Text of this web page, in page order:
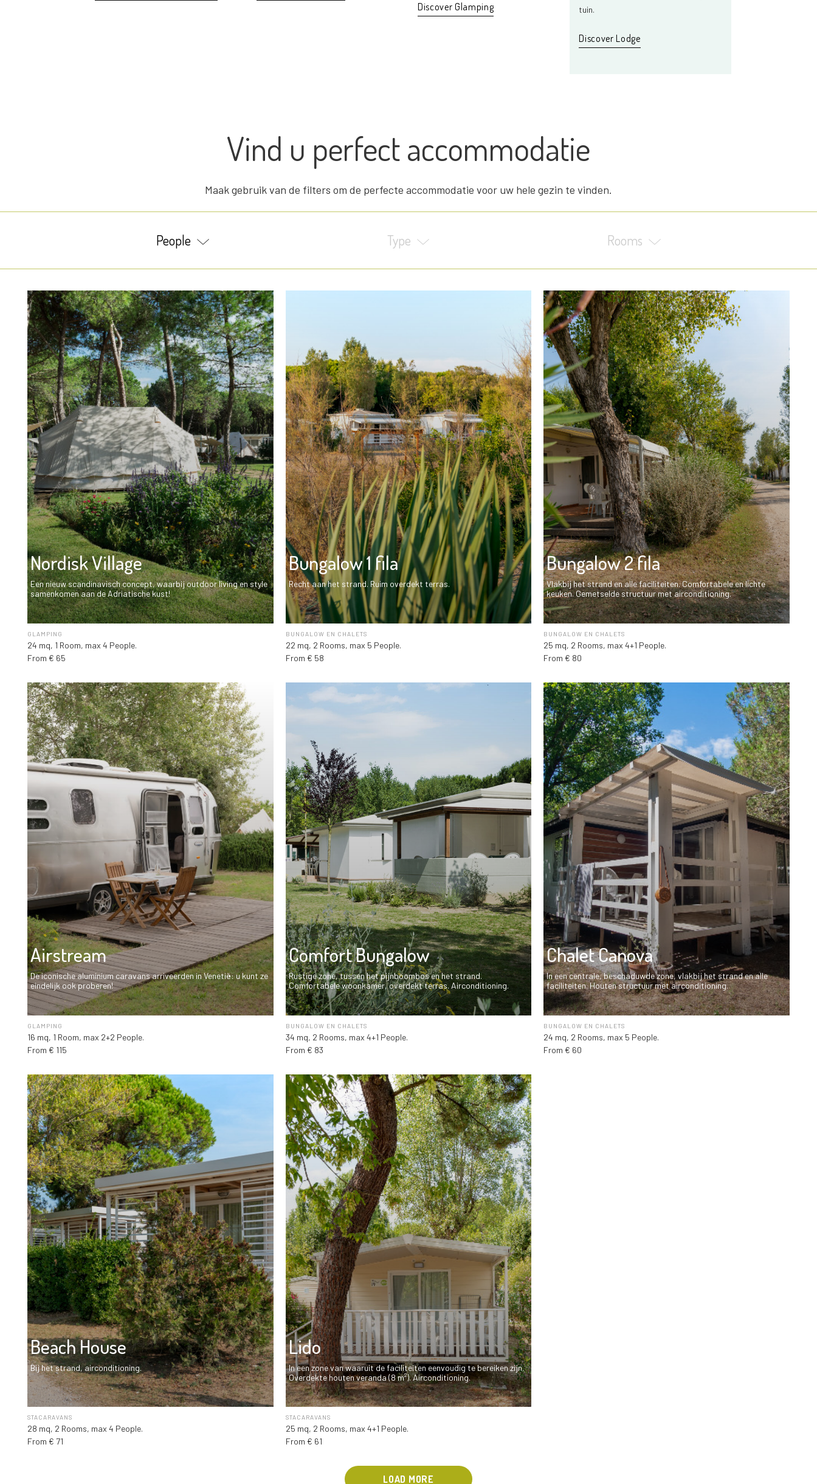
Discover Glamping
tuin.
Discover Lodge
Vind u perfect accommodatie
Maak gebruik van de filters om de perfecte accommodatie voor uw hele gezin te vinden.
People
4
4+1
4+2
5
6
Type
Glamping
Rooms
3
Nordisk Village
Een nieuw scandinavisch concept, waarbij outdoor living en style
samenkomen aan de Adriatische kust!
GLAMPING
24 mq, 1 Room, max 4 People.
From € 65
Bungalow 1 fila
Recht aan het strand. Ruim overdekt terras.
BUNGALOW EN CHALETS
22 mq, 2 Rooms, max 5 People.
From € 58
Bungalow 2 fila
Vlakbij het strand en alle faciliteiten. Comfortabele en lichte
keuken. Gemetselde structuur met airconditioning.
BUNGALOW EN CHALETS
25 mq, 2 Rooms, max 4+1 People.
From € 80
Airstream
De iconische aluminium caravans arriveerden in Venetië: u kunt ze
eindelijk ook proberen!
GLAMPING
16 mq, 1 Room, max 2+2 People.
From € 115
Comfort Bungalow
Rustige zone, tussen het pijnboombos en het strand.
Comfortabele woonkamer, overdekt terras. Airconditioning.
BUNGALOW EN CHALETS
34 mq, 2 Rooms, max 4+1 People.
From € 83
Chalet Canova
In een centrale, beschaduwde zone, vlakbij het strand en alle
faciliteiten. Houten structuur met airconditioning.
BUNGALOW EN CHALETS
24 mq, 2 Rooms, max 5 People.
From € 60
Beach House
Bij het strand, airconditioning.
STACARAVANS
28 mq, 2 Rooms, max 4 People.
From € 71
Lido
In een zone van waaruit de faciliteiten eenvoudig te bereiken zijn.
Overdekte houten veranda (8 m²). Airconditioning.
STACARAVANS
25 mq, 2 Rooms, max 4+1 People.
From € 61
LOAD MORE